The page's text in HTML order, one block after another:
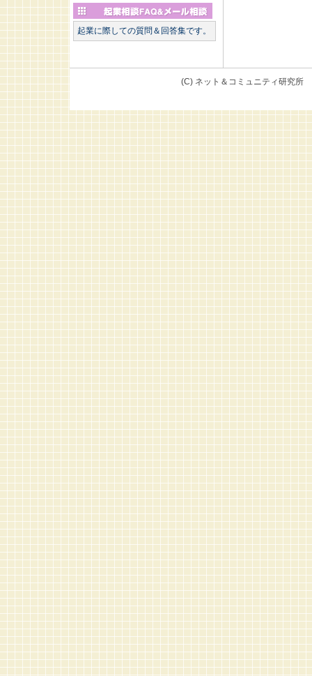
起業に際しての質問＆回答集です。
(C) ネット＆コミュニティ